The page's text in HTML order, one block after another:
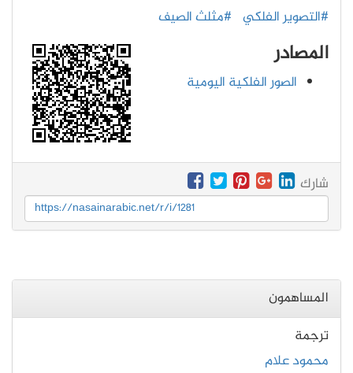
#التصوير الفلكي #مثلث الصيف
المصادر
الصور الفلكية اليومية
شارك
https://nasainarabic.net/r/i/1281
المساهمون
ترجمة
محمود علام